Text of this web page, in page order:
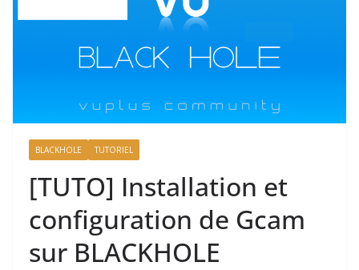
BLACKHOLE TUTORIEL
[TUTO] Installation et
configuration de Gcam
sur BLACKHOLE